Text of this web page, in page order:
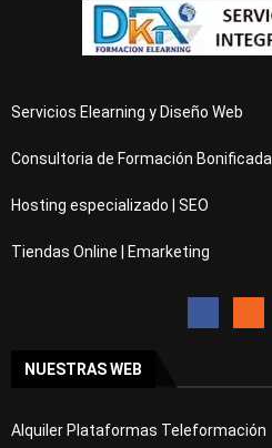
Servicios Elearning y Diseño Web
Consultoria de Formación Bonificada
Hosting especializado | SEO
Tiendas Online | Emarketing
NUESTRAS WEB
Alquiler Plataformas Teleformación